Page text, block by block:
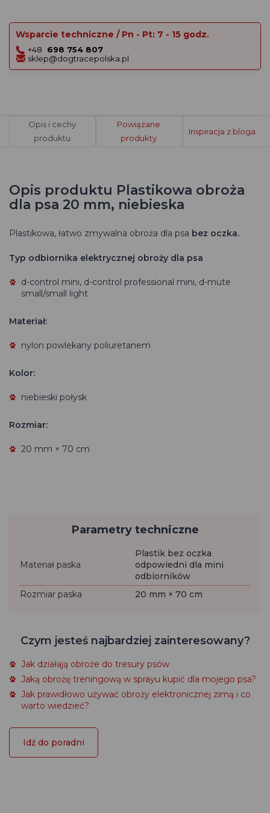
Wsparcie techniczne / Pn - Pt: 7 - 15 godz.
+48
698 754 807
sklep@dogtracepolska.pl
Opis i cechy
produktu
Powiązane
produkty
Inspiracja z bloga
Opis produktu Plastikowa obroża
dla psa 20 mm, niebieska
Plastikowa, łatwo zmywalna obroża dla psa bez oczka.
Typ odbiornika elektrycznej obroży dla psa
d-control mini, d-control professional mini, d-mute
small/small light
Materiał:
nylon powlekany poliuretanem
Kolor:
niebieski połysk
Rozmiar:
20 mm × 70 cm
Parametry techniczne
Materiał paska
Plastik bez oczka
odpowiedni dla mini
odbiorników
Rozmiar paska
20 mm × 70 cm
Czym jesteś najbardziej zainteresowany?
Jak działają obroże do tresury psów
Jaką obrożę treningową w sprayu kupić dla mojego psa?
Jak prawidłowo używać obroży elektronicznej zimą i co
warto wiedzieć?
Idź do poradni